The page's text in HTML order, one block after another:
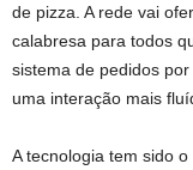
de pizza. A rede vai
calabresa para todos
sistema de pedidos
uma interação mais
A tecnologia tem sido